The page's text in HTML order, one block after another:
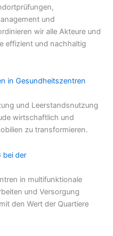
und
wir alle Akteure und
effizient und nachhaltig
in Gesundheitszentren
und Leerstandsnutzung
wirtschaftlich und
zu transformieren.
bei der
in multifunktionale
und Versorgung
den Wert der Quartiere